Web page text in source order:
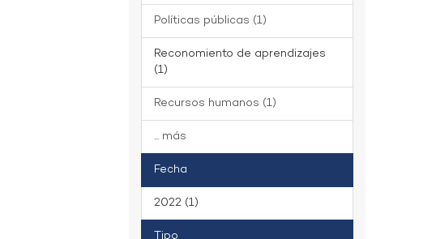
Políticas públicas (1)
Reconomiento de aprendizajes
(1)
Recursos humanos (1)
... más
Fecha
2022 (1)